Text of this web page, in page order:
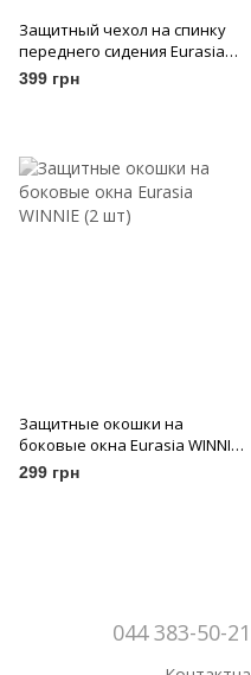
Защитный чехол на спинку
переднего сидения Eurasia
Gars
399 грн
Защитные окошки на
боковые окна Eurasia WINNIE
(2 шт)
299 грн
044 383-50-21